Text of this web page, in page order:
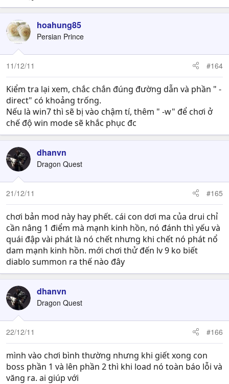
hoahung85
Persian Prince
11/12/11 #164
Kiểm tra lại xem, chắc chắn đúng đường dẫn và phần " -
direct" có khoảng trống.
Nếu là win7 thì sẽ bị vào chậm tí, thêm " -w" để chơi ở
chế độ win mode sẽ khắc phục đc
dhanvn
Dragon Quest
21/12/11 #165
chơi bản mod này hay phết. cái con dơi ma của drui chỉ
cần nâng 1 điểm mà mạnh kinh hồn, nó đánh thì yếu và
quái đập vài phát là nó chết nhưng khi chết nó phát nổ
dam mạnh kinh hồn. mới chơi thử đến lv 9 ko biết
diablo summon ra thế nào đây
dhanvn
Dragon Quest
22/12/11 #166
mình vào chơi bình thường nhưng khi giết xong con
boss phần 1 và lên phần 2 thì khi load nó toàn báo lỗi và
văng ra. ai giúp với